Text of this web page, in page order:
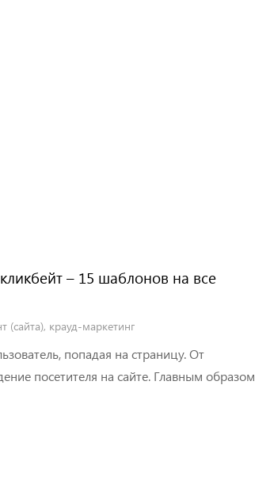
– 15 шаблонов на все
(сайта), крауд-маркетинг
попадая на страницу. От
посетителя на сайте. Главным образом